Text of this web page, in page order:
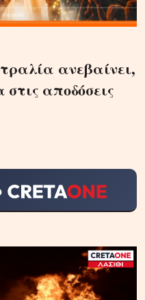
ανεβαίνει,
αποδόσεις